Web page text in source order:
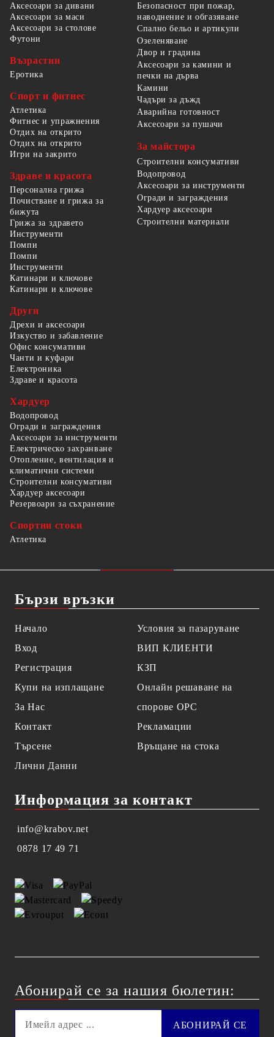
Аксесоари за дивани
Аксесоари за маси
Аксесоари за столове
Футони
Възрастни
Еротика
Спорт и фитнес
Атлетика
Фитнес и упражнения
Отдих на открито
Отдих на открито
Игри на закрито
Здраве и красота
Персонална грижа
Почистване и грижа за
бижута
Грижа за здравето
Безопасност при пожар,
наводнение и обгазяване
Спално бельо и артикули
Озеленяване
Двор и градина
Аксесоари за камини и
печки на дърва
Камини
Чадъри за дъжд
Аварийна готовност
Аксесоари за пушачи
За майстора
Строителни консумативи
Водопровод
Аксесоари за инструменти
Огради и заграждения
Хардуер аксесоари
Строителни материали
Инструменти
Помпи
Помпи
Инструменти
Катинари и ключове
Катинари и ключове
Други
Дрехи и аксесоари
Изкуство и забавление
Офис консумативи
Чанти и куфари
Електроника
Здраве и красота
Хардуер
Водопровод
Огради и заграждения
Аксесоари за инструменти
Електрическо захранване
Отопление, вентилация и
климатични системи
Строителни консумативи
Хардуер аксесоари
Резервоари за съхранение
Спортни стоки
Атлетика
Бързи връзки
Начало
Вход
Регистрация
Купи на изплащане
За Нас
Контакт
Търсене
Лични Данни
Условия за пазаруване
ВИП КЛИЕНТИ
КЗП
Онлайн решаване на
спорове OPC
Рекламации
Връщане на стока
Информация за контакт
info@krabov.net
0878 17 49 71
Абонирай се за нашия бюлетин: